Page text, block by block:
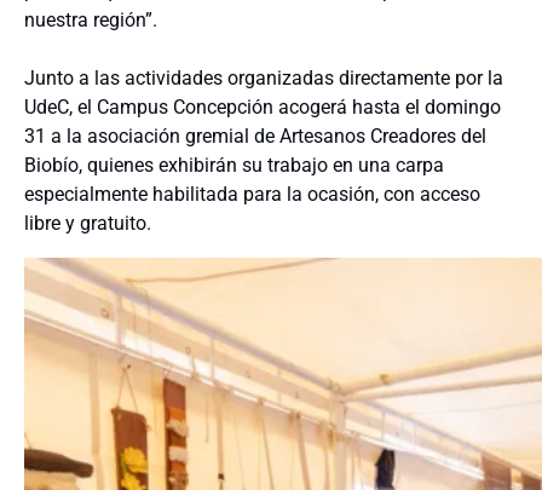
nuestra región”.
Junto a las actividades organizadas directamente por la
UdeC, el Campus Concepción acogerá hasta el domingo
31 a la asociación gremial de Artesanos Creadores del
Biobío, quienes exhibirán su trabajo en una carpa
especialmente habilitada para la ocasión, con acceso
libre y gratuito.